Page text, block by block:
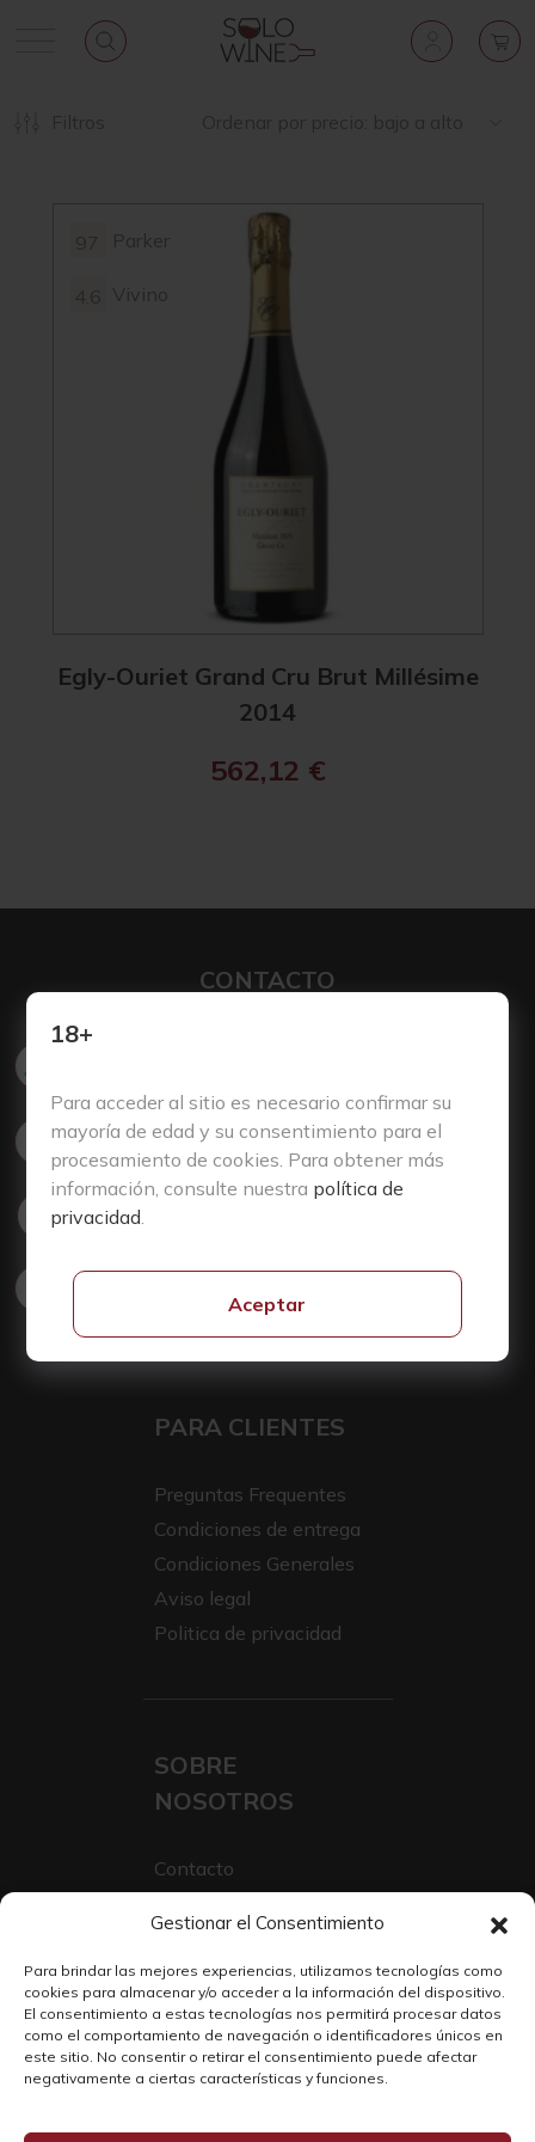
18+
Para acceder al sitio es necesario confirmar su
mayoría de edad y su consentimiento para el
procesamiento de cookies. Para obtener más
información, consulte nuestra política de
privacidad
Aceptar
Gestionar el Consentimiento
Para brindar las mejores experiencias, utilizamos tecnologías como
cookies para almacenar y/o acceder a la información del dispositivo.
El consentimiento a estas tecnologías nos permitirá procesar datos
como el comportamiento de navegación o identificadores únicos en
este sitio. No consentir o retirar el consentimiento puede afectar
negativamente a ciertas características y funciones.
Filtros Ordenar por precio: bajo a alto
Parker
Vivino
Egly-Ouriet Grand Cru Brut Millésime
2014
562,12 €
CONTACTO
+34 952 002 999
Escribir en Telegram
PARA CLIENTES
Preguntas Frequentes
Condiciones de entrega
Condiciones Generales
Aviso legal
Politica de privacidad
SOBRE
NOSOTROS
Contacto